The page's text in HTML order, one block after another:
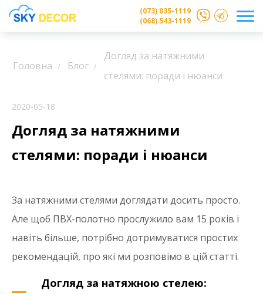
(073) 035-1119
(068) 543-1119
Головна Блог
Догляд за натяжними
стелями: поради і нюанси
2020-05-18
Догляд за натяжними
стелями: поради і нюанси
За натяжними стелями доглядати досить просто.
Але щоб ПВХ-полотно прослужило вам 15 років і
навіть більше, потрібно дотримуватися простих
рекомендацій, про які ми розповімо в цій статті.
Догляд за натяжною стелею: